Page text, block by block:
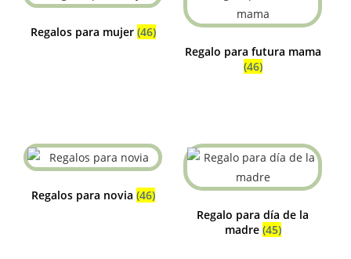
Regalos para mujer (46)
Regalo para futura mama
(46)
Regalos para novia (46)
Regalo para día de la
madre (45)